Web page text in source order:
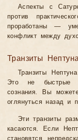
Аспекты с
против
проработаны —
конфликт между
Транзиты
Транзиты
Это не быстрые
сознания. Вы
оглянуться назад и
Эти транзиты
касаются. Если